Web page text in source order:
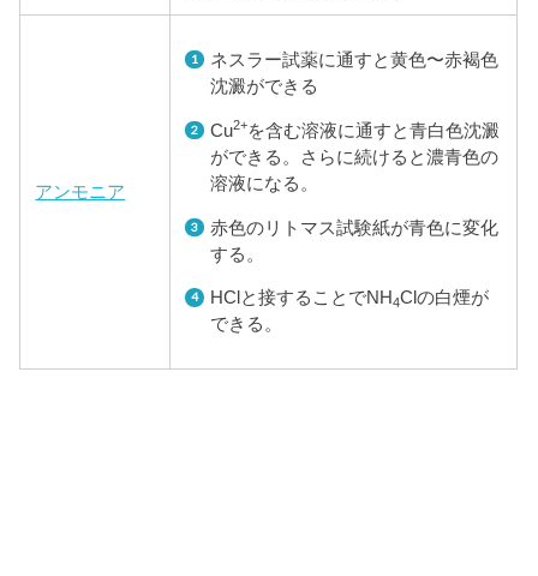
アンモニア
ネスラー試薬に通すと黄色〜赤褐色
沈澱ができる
Cu2+を含む溶液に通すと青白色沈澱
ができる。さらに続けると濃青色の
溶液になる。
赤色のリトマス試験紙が青色に変化
する。
HClと接することでNH4Clの白煙が
できる。